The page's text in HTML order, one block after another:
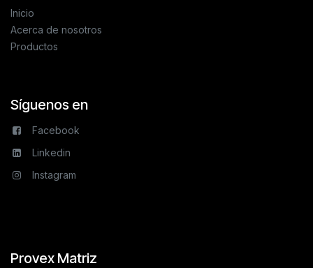
Inicio
Acerca de nosotros
Productos
Síguenos en
Facebook
Linkedin
Instagram
Provex Matriz